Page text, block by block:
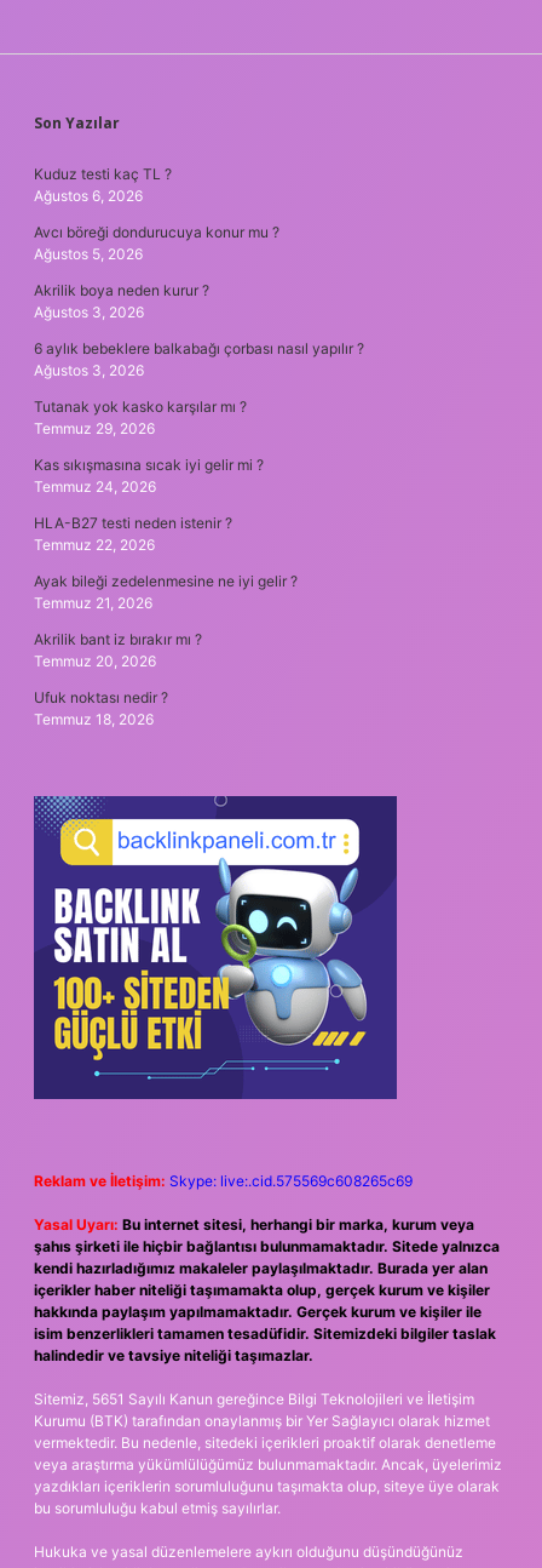
SIDEBAR
Son Yazılar
Kuduz testi kaç TL ?
Ağustos 6, 2026
Avcı böreği dondurucuya konur mu ?
Ağustos 5, 2026
Akrilik boya neden kurur ?
Ağustos 3, 2026
6 aylık bebeklere balkabağı çorbası nasıl yapılır ?
Ağustos 3, 2026
Tutanak yok kasko karşılar mı ?
Temmuz 29, 2026
Kas sıkışmasına sıcak iyi gelir mi ?
Temmuz 24, 2026
HLA-B27 testi neden istenir ?
Temmuz 22, 2026
Ayak bileği zedelenmesine ne iyi gelir ?
Temmuz 21, 2026
Akrilik bant iz bırakır mı ?
Temmuz 20, 2026
Ufuk noktası nedir ?
Temmuz 18, 2026
Reklam ve İletişim: Skype: live:.cid.575569c608265c69
Yasal Uyarı: Bu internet sitesi, herhangi bir marka, kurum veya
şahıs şirketi ile hiçbir bağlantısı bulunmamaktadır. Sitede yalnızca
kendi hazırladığımız makaleler paylaşılmaktadır. Burada yer alan
içerikler haber niteliği taşımamakta olup, gerçek kurum ve kişiler
hakkında paylaşım yapılmamaktadır. Gerçek kurum ve kişiler ile
isim benzerlikleri tamamen tesadüfidir. Sitemizdeki bilgiler taslak
halindedir ve tavsiye niteliği taşımazlar.
Sitemiz, 5651 Sayılı Kanun gereğince Bilgi Teknolojileri ve İletişim
Kurumu (BTK) tarafından onaylanmış bir Yer Sağlayıcı olarak hizmet
vermektedir. Bu nedenle, sitedeki içerikleri proaktif olarak denetleme
veya araştırma yükümlülüğümüz bulunmamaktadır. Ancak, üyelerimiz
yazdıkları içeriklerin sorumluluğunu taşımakta olup, siteye üye olarak
bu sorumluluğu kabul etmiş sayılırlar.
Hukuka ve yasal düzenlemelere aykırı olduğunu düşündüğünüz